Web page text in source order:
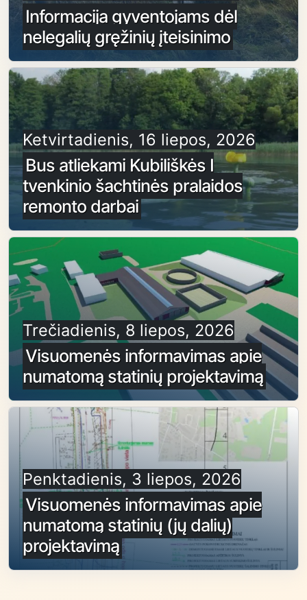
Informacija gyventojams dėl
nelegalių gręžinių įteisinimo
Ketvirtadienis, 16 liepos, 2026
Bus atliekami Kubiliškės I
tvenkinio šachtinės pralaidos
remonto darbai
Trečiadienis, 8 liepos, 2026
Visuomenės informavimas apie
numatomą statinių projektavimą
Penktadienis, 3 liepos, 2026
Visuomenės informavimas apie
numatomą statinių (jų dalių)
projektavimą